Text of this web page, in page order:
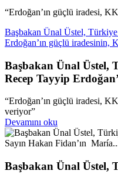
“Erdoğan’ın güçlü iradesi,
Başbakan Ünal Üstel,
Erdoğan’ın güçlü iradesinin,
Başbakan Ünal Üstel,
Recep Tayyip
“Erdoğan’ın güçlü iradesi,
veriyor”
Devamını oku
Başbakan Ünal Üstel,